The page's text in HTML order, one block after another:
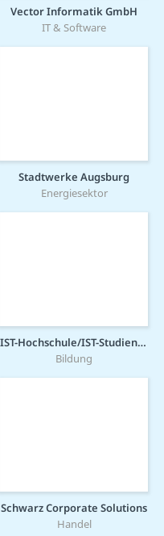
Vector Informatik GmbH
IT & Software
Stadtwerke Augsburg
Energiesektor
IST-Hochschule/IST-Studieninstitut
Bildung
Schwarz Corporate Solutions
Handel